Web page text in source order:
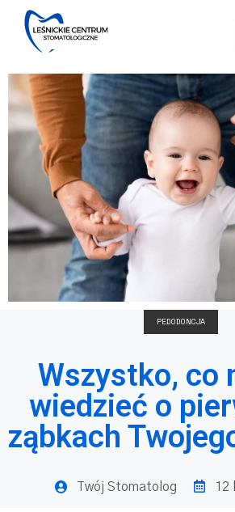
PEDODONCJA
Wszystko, co
wiedzieć o
ząbkach
Twój Stomatolog 12